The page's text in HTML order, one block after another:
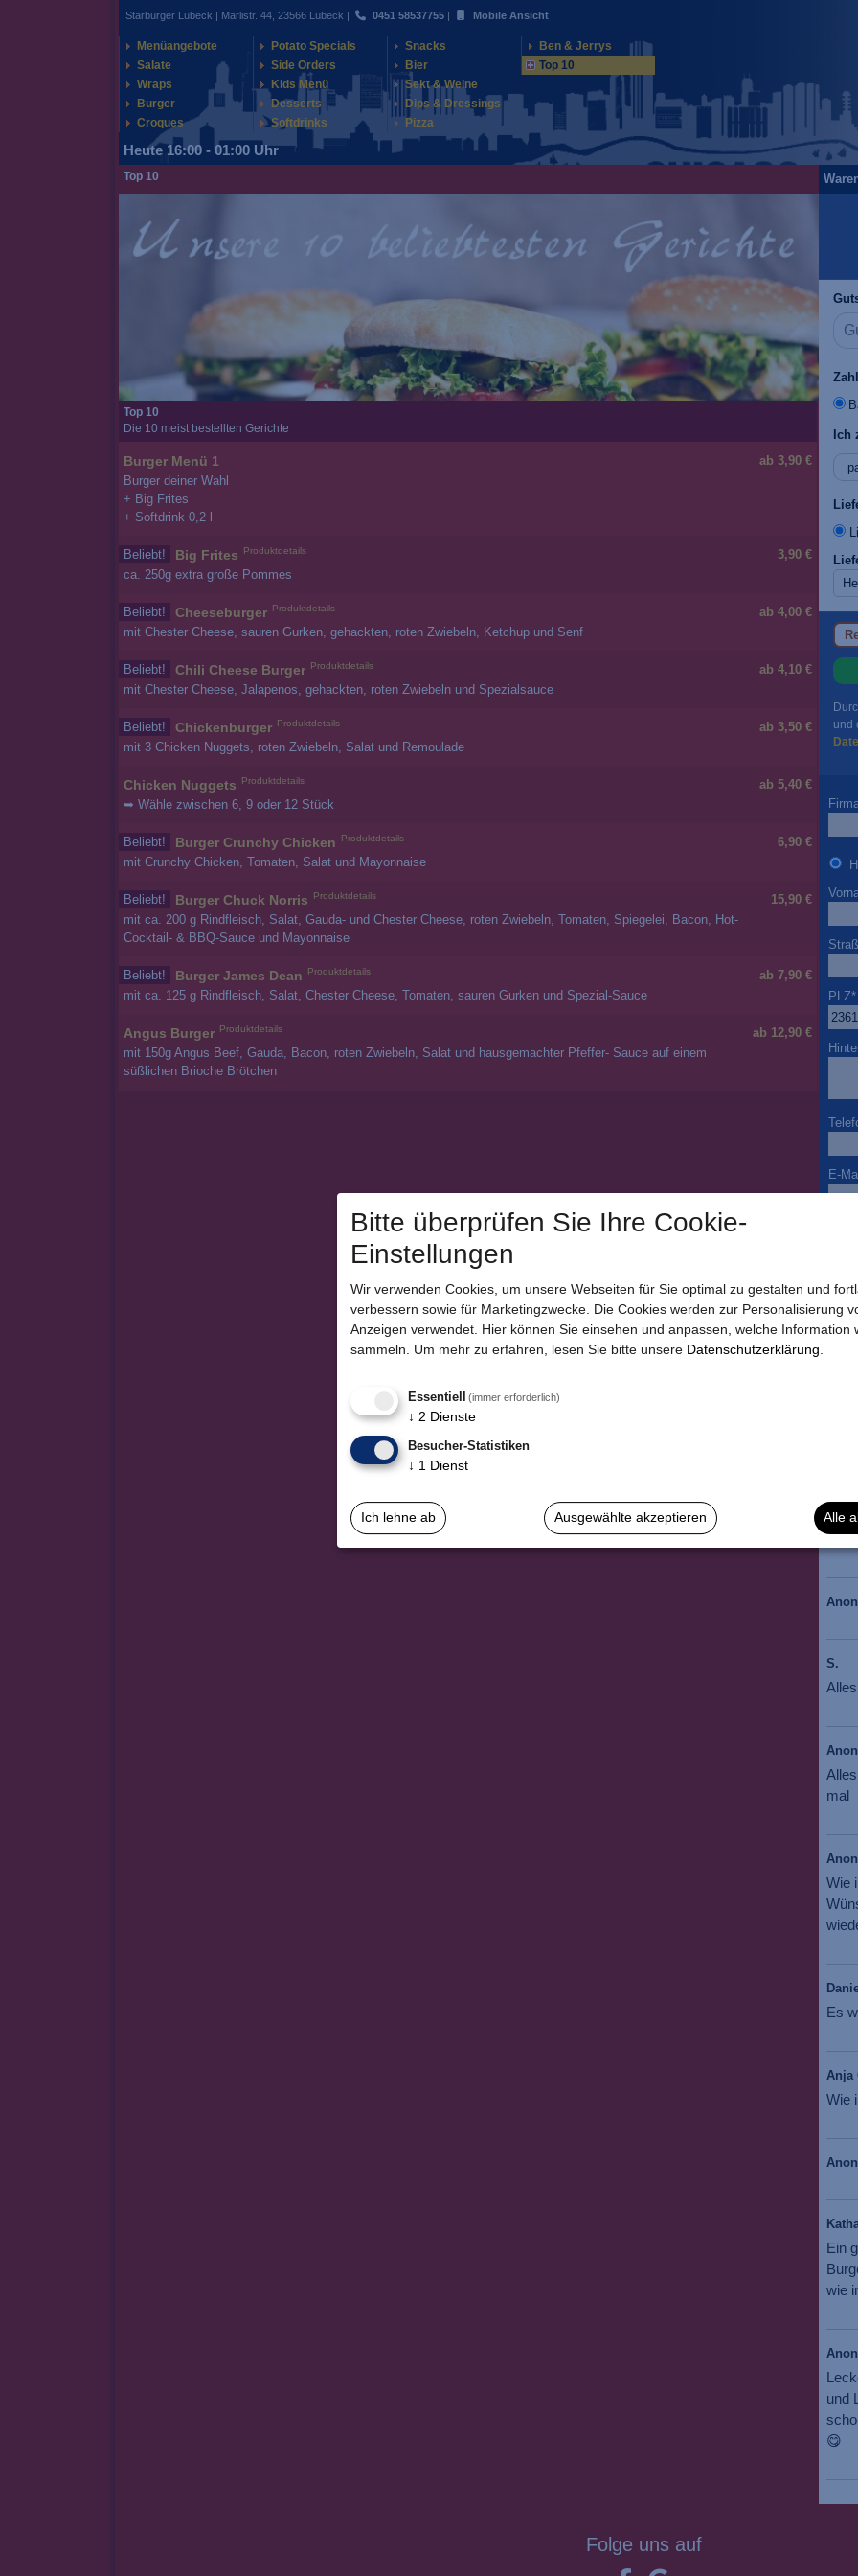
Starburger Lübeck | Marlistr. 44, 23566 Lübeck | 0451 58537755 | Mobile Ansicht
Menüangebote
Salate
Wraps
Burger
Croques
Potato Specials
Side Orders
Kids Menü
Desserts
Softdrinks
Snacks
Bier
Sekt & Weine
Dips & Dressings
Pizza
Ben & Jerrys
Top 10
Heute 16:00 - 01:00 Uhr
Top 10
Top 10
Die 10 meist bestellten Gerichte
Burger Menü 1
Burger deiner Wahl
+ Big Frites
+ Softdrink 0,2 l
ab 3,90 €
Beliebt! Big Frites Produktdetails
ca. 250g extra große Pommes
3,90 €
Beliebt! Cheeseburger Produktdetails
mit Chester Cheese, sauren Gurken, gehackten, roten Zwiebeln, Ketchup und Senf
ab 4,00 €
Beliebt! Chili Cheese Burger Produktdetails
mit Chester Cheese, Jalapenos, gehackten, roten Zwiebeln und Spezialsauce
ab 4,10 €
Beliebt! Chickenburger Produktdetails
mit 3 Chicken Nuggets, roten Zwiebeln, Salat und Remoulade
ab 3,50 €
Chicken Nuggets Produktdetails
➥ Wähle zwischen 6, 9 oder 12 Stück
ab 5,40 €
Beliebt! Burger Crunchy Chicken Produktdetails
mit Crunchy Chicken, Tomaten, Salat und Mayonnaise
6,90 €
Beliebt! Burger Chuck Norris Produktdetails
mit ca. 200 g Rindfleisch, Salat, Gauda- und Chester Cheese, roten Zwiebeln, Tomaten, Spiegelei, Bacon, Hot-
Cocktail- & BBQ-Sauce und Mayonnaise
15,90 €
Beliebt! Burger James Dean Produktdetails
mit ca. 125 g Rindfleisch, Salat, Chester Cheese, Tomaten, sauren Gurken und Spezial-Sauce
ab 7,90 €
Angus Burger Produktdetails
mit 150g Angus Beef, Gauda, Bacon, roten Zwiebeln, Salat und hausgemachter Pfeffer- Sauce auf einem
süßlichen Brioche Brötchen
ab 12,90 €
Ich
und
PLZ*
E-
Ja
per
Wie
BIS
S.
mal
Wie
Es
Anja
Wie
Ein
wie
und
😋
Folge uns auf
Bitte überprüfen Sie Ihre Cookie-
Einstellungen
Wir verwenden Cookies, um unsere Webseiten für Sie optimal zu gestalten und
verbessern sowie für Marketingzwecke. Die Cookies werden zur Personalisierung
Anzeigen verwendet. Hier können Sie einsehen und anpassen, welche Information
sammeln.
Um mehr zu erfahren, lesen Sie bitte unsere Datenschutzerklärung
Essentiell (immer erforderlich)
↓ 2 Dienste
Besucher-Statistiken
↓ 1 Dienst
Ich lehne ab Ausgewählte akzeptieren Alle